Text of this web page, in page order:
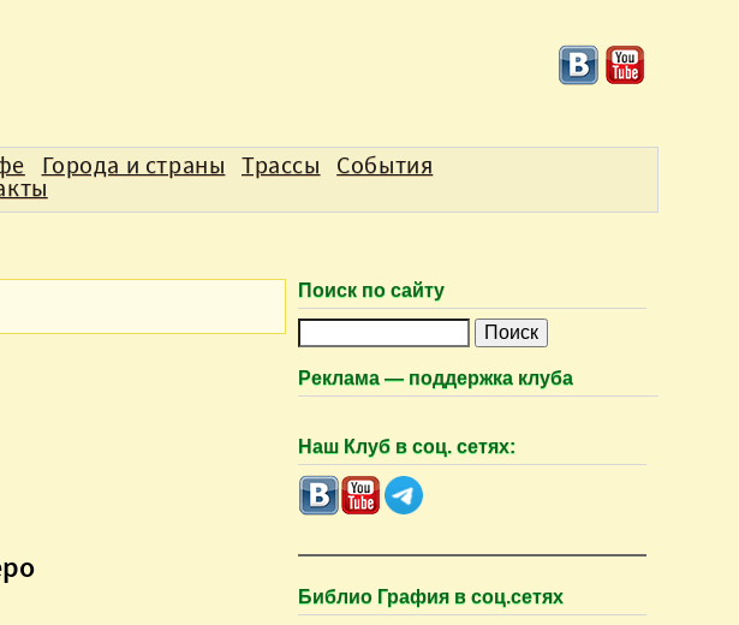
Города и страны Трассы События
Поиск по сайту
и
к
Реклама — поддержка клуба
Наш Клуб в соц. сетях:
Библио Графия в соц.сетях